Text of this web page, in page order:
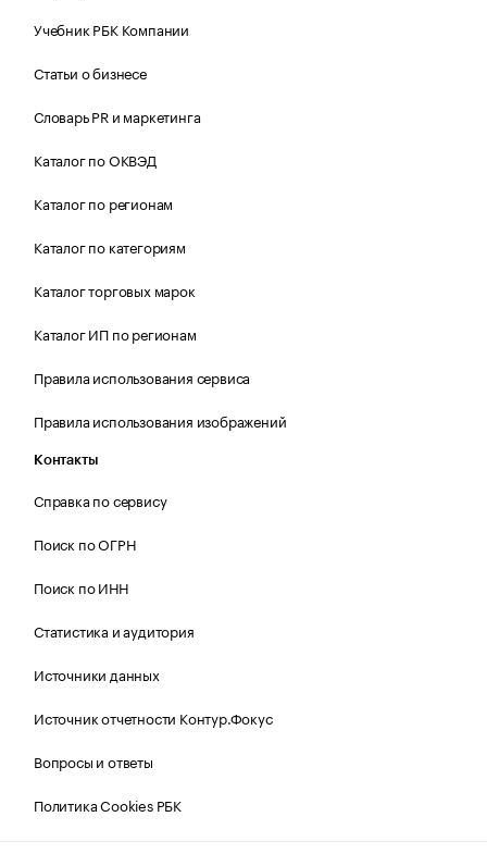
Учебник РБК Компании
Статьи о бизнесе
Словарь PR и маркетинга
Каталог по ОКВЭД
Каталог по регионам
Каталог по категориям
Каталог торговых марок
Каталог ИП по регионам
Правила использования сервиса
Правила использования изображений
Контакты
Справка по сервису
Поиск по ОГРН
Поиск по ИНН
Статистика и аудитория
Источники данных
Источник отчетности Контур.Фокус
Вопросы и ответы
Политика Cookies РБК